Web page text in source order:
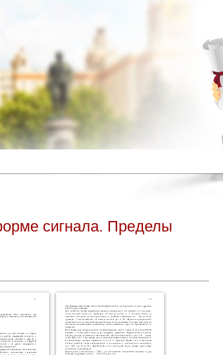
сигнала. Пределы